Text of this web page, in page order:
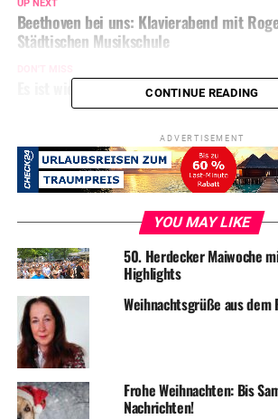
UP NEXT
Beethoven bei uns: Klavierabend mit
Städtischen Musikschule
Es ist wieder „Winterzauber“ in Herdecke
CONTINUE READING
ADVERTISEMENT
YOU MAY LIKE
50. Herdecker Maiwoche
Highlights
Weihnachtsgrüße aus dem
Frohe Weihnachten: Bis
Nachrichten!